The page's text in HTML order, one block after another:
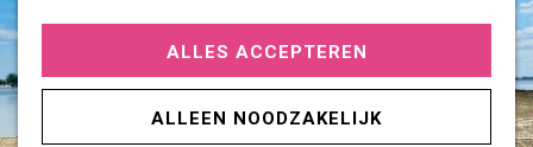
ALLES ACCEPTEREN
ALLEEN NOODZAKELIJK
e
PRAKTISCHE
INFORMATIE
Verenigingen